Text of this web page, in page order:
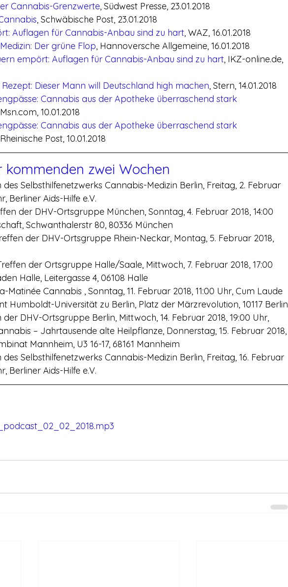
Cannabis-Grenzwerte, Südwest Presse, 23.01.2018
, Schwäbische Post, 23.01.2018
Auflagen für Cannabis-Anbau sind zu hart, WAZ, 16.01.2018
Der grüne Flop, Hannoversche Allgemeine, 16.01.2018
empört: Auflagen für Cannabis-Anbau sind zu hart, IKZ-online.de,
Dieser Mann will Deutschland high machen, Stern, 14.01.2018
Cannabis aus der Apotheke überraschend stark
10.01.2018
Cannabis aus der Apotheke überraschend stark
Post, 10.01.2018
kommenden zwei Wochen
des Selbsthilfenetzwerks Cannabis-Medizin Berlin, Freitag, 2. Februar
Berliner Aids-Hilfe e.V.
der DHV-Ortsgruppe München, Sonntag, 4. Februar 2018, 14:00
Schwanthalerstr 80, 80336 München
der DHV-Ortsgruppe Rhein-Neckar, Montag, 5. Februar 2018,
der Ortsgruppe Halle/Saale, Mittwoch, 7. Februar 2018, 17:00
Halle, Leitergasse 4, 06108 Halle
Matinée Cannabis , Sonntag, 11. Februar 2018, 11:00 Uhr, Cum Laude
Humboldt-Universität zu Berlin, Platz der Märzrevolution, 10117 Berlin
der DHV-Ortsgruppe Berlin, Mittwoch, 14. Februar 2018, 19:00 Uhr,
– Jahrtausende alte Heilpflanze, Donnerstag, 15. Februar 2018,
Mannheim, U3 16-17, 68161 Mannheim
des Selbsthilfenetzwerks Cannabis-Medizin Berlin, Freitag, 16. Februar
Berliner Aids-Hilfe e.V.